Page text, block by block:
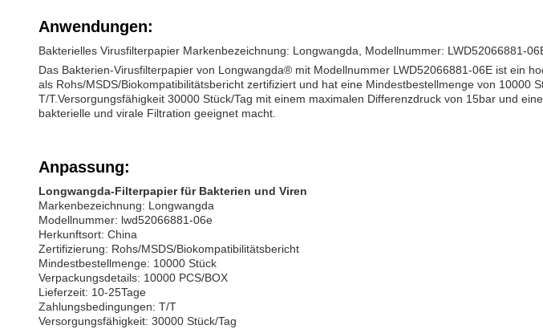
Anwendungen:
Bakterielles Virusfilterpapier Markenbezeichnung: Longwangda, Modellnummer: LWD52066881-
Das Bakterien-Virusfilterpapier von Longwangda® mit Modellnummer LWD52066881-06E ist ein
als Rohs/MSDS/Biokompatibilitätsbericht zertifiziert und hat eine Mindestbestellmenge von
T/T.Versorgungsfähigkeit 30000 Stück/Tag mit einem maximalen Differenzdruck von 15bar und
bakterielle und virale Filtration geeignet macht.
Anpassung:
Longwangda-Filterpapier für Bakterien und Viren
Markenbezeichnung: Longwangda
Modellnummer: lwd52066881-06e
Herkunftsort: China
Zertifizierung: Rohs/MSDS/Biokompatibilitätsbericht
Mindestbestellmenge: 10000 Stück
Verpackungsdetails: 10000 PCS/BOX
Lieferzeit: 10-25Tage
Zahlungsbedingungen: T/T
Versorgungsfähigkeit: 30000 Stück/Tag